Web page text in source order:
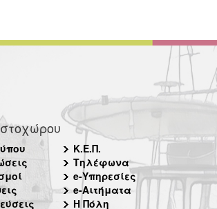
Κ.Ε.Π.
Τηλέφωνα
e-Υπηρεσίες
e-Αιτήματα
Η Πόλη